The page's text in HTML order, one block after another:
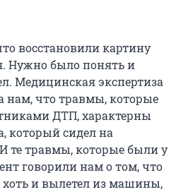
восстановили картину
Нужно было понять и
Медицинская экспертиза
нам, что травмы, которые
ДТП, характерны
который сидел на
те травмы, которые были у
говорили нам о том, что
хоть и вылетел из машины,